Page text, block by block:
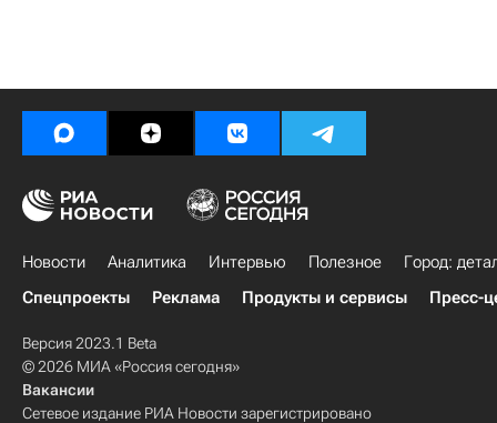
Новости Аналитика Интервью Полезное
Город:
Спецпроекты
Реклама Продукты и сервисы Пресс-
Версия 2023.1 Beta
© 2026 МИА «Россия сегодня»
Вакансии
Сетевое издание РИА Новости зарегистрировано